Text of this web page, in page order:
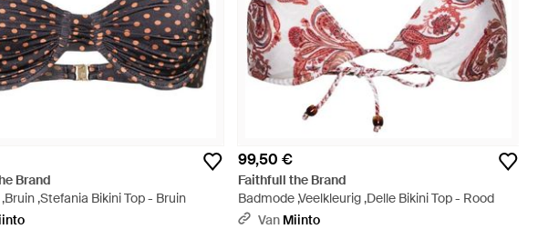
Brand
,Stefania Bikini Top - Bruin
99,50 €
Faithfull the Brand
Badmode ,Veelkleurig ,Delle Bikini Top - Rood
Van Miinto